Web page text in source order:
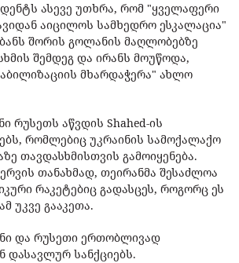
ასევე უთხრა, რომ "ყველაფერი
აიცილოს სამხედრო ესკალაცია"
შორის გოლანის მაღლობებზე
შემდეგ და ირანს მოუწოდა,
მხარდაჭერა" ახლო
რუსეთს აწვდის Shahed-ის
რომლებიც უკრაინის სამოქალაქო
თავდასხმისთვის გამოიყენება.
თანახმად, თეირანმა შესაძლოა
რაკეტებიც გადასცეს, როგორც ეს
უკვე გააკეთა.
და რუსეთი ერთობლივად
დასავლურ სანქციებს.